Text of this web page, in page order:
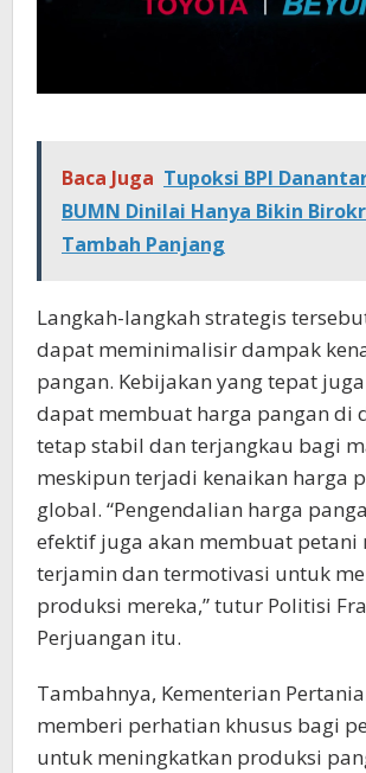
Baca Juga Tupoksi BPI
BUMN Dinilai Hanya Bikin
Tambah Panjang
Langkah-langkah strategis
dapat meminimalisir dampak
pangan. Kebijakan yang tepat
dapat membuat harga pangan di
tetap stabil dan terjangkau bagi
meskipun terjadi kenaikan harga
global. “Pengendalian harga
efektif juga akan membuat petani
terjamin dan termotivasi untuk
produksi mereka,” tutur Politisi
Perjuangan itu.
Tambahnya, Kementerian
memberi perhatian khusus bagi
untuk meningkatkan produksi